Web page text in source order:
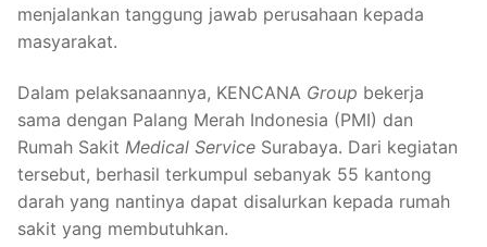
menjalankan tanggung jawab perusahaan kepada
masyarakat.
Dalam pelaksanaannya, KENCANA Group bekerja
sama dengan Palang Merah Indonesia (PMI) dan
Rumah Sakit Medical Service Surabaya. Dari kegiatan
tersebut, berhasil terkumpul sebanyak 55 kantong
darah yang nantinya dapat disalurkan kepada rumah
sakit yang membutuhkan.